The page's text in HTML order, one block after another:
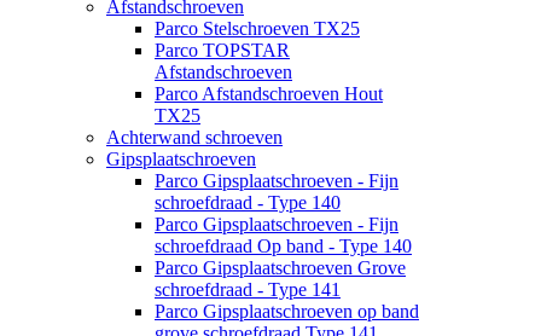
Afstandschroeven
Parco Stelschroeven TX25
Parco TOPSTAR
Afstandschroeven
Parco Afstandschroeven Hout
TX25
Achterwand schroeven
Gipsplaatschroeven
Parco Gipsplaatschroeven - Fijn
schroefdraad - Type 140
Parco Gipsplaatschroeven - Fijn
schroefdraad Op band - Type 140
Parco Gipsplaatschroeven Grove
schroefdraad - Type 141
Parco Gipsplaatschroeven op band